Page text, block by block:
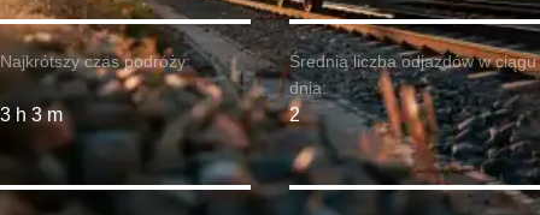
Najkrótszy czas podróży:
3 h 3 m
Średnia liczba odjazdów w ciągu
dnia:
2